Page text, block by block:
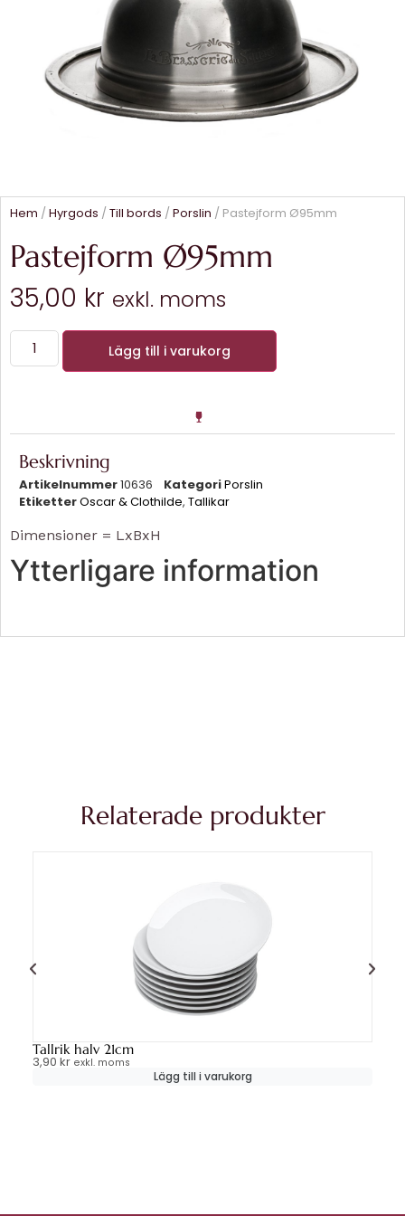
Hem /Hyrgods /Till bords /Porslin / Pastejform Ø95mm
Pastejform Ø95mm
35,00 kr exkl. moms
Lägg till i varukorg
Beskrivning
Artikelnummer10636 KategoriPorslin
EtiketterOscar & Clothilde, Tallikar
Dimensioner = LxBxH
Ytterligare information
Relaterade produkter
Tallrik halv 21cm
3,90 kr exkl. moms
Lägg till i varukorg